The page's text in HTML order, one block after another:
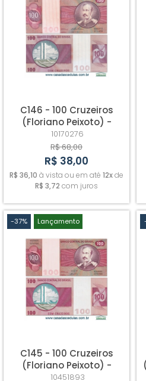
C146 - 100 Cruzeiros
(Floriano Peixoto) -
Sob/Fe
10170276
R$ 68,00
R$ 38,00
R$ 36,10 à vista ou em até 12xde
R$ 3,72 com juros
-37% Lançamento
C145 - 100 Cruzeiros
(Floriano Peixoto) -
Sob/Fe - Escassa
10451893